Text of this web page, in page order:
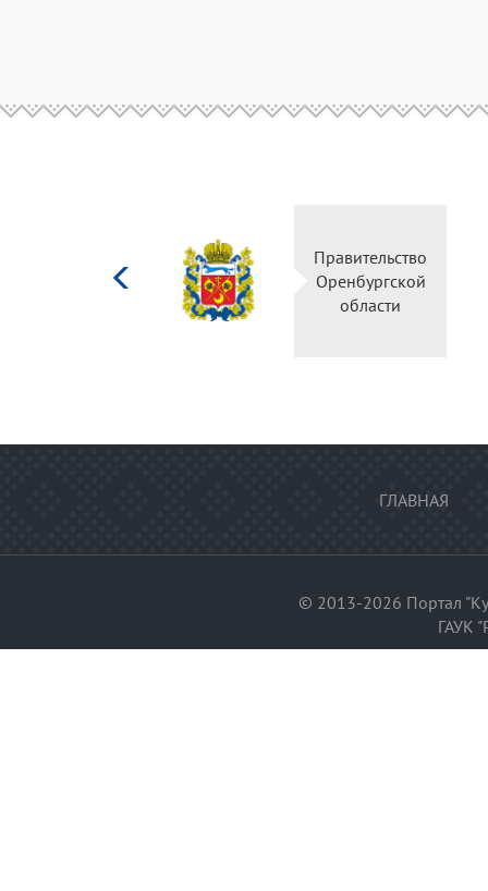
Министерство
культуры
Российской
федерации
ГЛАВНАЯ
© 2013-2026 Портал
ГАУК